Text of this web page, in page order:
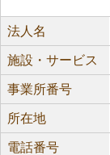
法人名
施設・サービス
事業所番号
所在地
電話番号